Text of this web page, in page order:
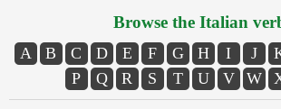
Browse the Italian
A B C D E F G H I J
P
Q R S T U V W